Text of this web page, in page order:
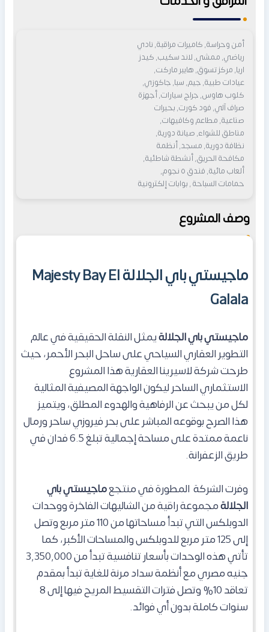
أمن وحراسة, كاميرات مراقبة, نادي
رياضي, ممشى, لاند سكيب, كيدز
اريا, مركز تسوق, هايبر ماركت,
عيادات طبية, جيم, سبا, جاكوزي,
كلوب هاوس, جراج سيارات, أجهزة
صراف آلي, فود كورت, بحيرات
صناعية, مطاعم وكافيهات,
مناطق للشواء, صيانة دورية,
نظافة دورية, مسجد, أنظمة
مكافحة الحريق, أنشطة شاطئية,
ألعاب مائية, فندق ٥ نجوم,
حمامات السباحة , بوابات إلكترونية
وصف المشروع
ماجيستي باي الجلالة Majesty Bay El
Galala
ماجيستي باي الجلالةيمثل النقلة الحقيقية في عالم
التطوير العقاري السياحي على ساحل البحر الأحمر، حيث
طرحت شركة لاسيرينا العقارية هذا المشروع
الاستثماري الساحر ليكون الواجهة المصيفية المثالية
لكل من يبحث عن الرفاهية والهدوء المطلق، ويتميز
هذا الصرح بوقوعه المباشر على بحر فيروزي ساحر ورمال
ناعمة ممتدة على مساحة إجمالية تبلغ 6.5 فدان في
طريق الزعفرانة.
وفرت الشركة المطورة في منتجعماجيستي باي
الجلالةمجموعة راقية من الشاليهات الفاخرة ووحدات
الدوبلكس التي تبدأ مساحاتها من 110 متر مربع وتصل
إلى 125 متر مربع للدوبلكس والمساحات الأكبر، كما
تأتي هذه الوحدات بأسعار تنافسية تبدأ من 3,350,000
جنيه مصري مع أنظمة سداد مرنة للغاية تبدأ بمقدم
تعاقد 10% وتصل فترات التقسيط المريح فيها إلى 8
سنوات كاملة بدون أي فوائد.